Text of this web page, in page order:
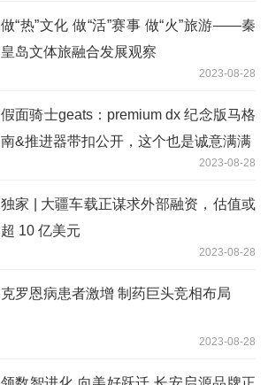
做“热”文化 做“活”赛事 做“火”旅游——秦
皇岛文体旅融合发展观察
2023-08-28
假面骑士geats：premium dx 纪念版马格
南&推进器带扣公开，这个也是诚意满满
2023-08-28
独家 | 大疆车载正谋求外部融资，估值或
超 10 亿美元
2023-08-28
克罗恩病患者激增 制药巨头竞相布局
2023-08-28